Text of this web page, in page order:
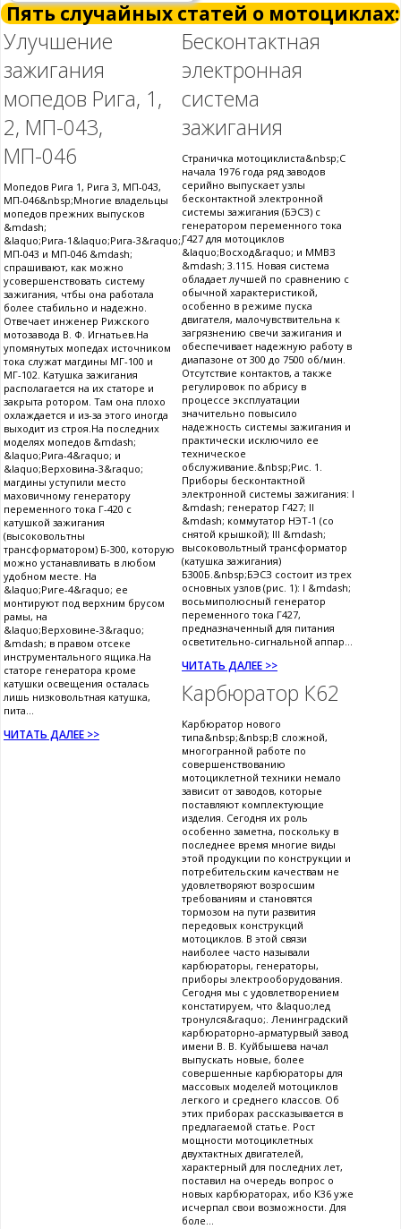
Пять случайных статей о мотоциклах:
Улучшение
зажигания
мопедов Рига, 1,
2, МП-043,
МП-046
Мопедов Рига 1, Рига 3, МП-043,
МП-046&nbsp;Многие владельцы
мопедов прежних выпусков
&mdash;
&laquo;Рига-1&laquo;Рига-3&raquo;,
МП-043 и МП-046 &mdash;
спрашивают, как можно
усовершенствовать систему
зажигания, чтбы она работала
более стабильно и надежно.
Отвечает инженер Рижского
мотозавода В. Ф. Игнатьев.На
упомянутых мопедах источником
тока служат магдины МГ-100 и
МГ-102. Катушка зажигания
располагается на их статоре и
закрыта ротором. Там она плохо
охлаждается и из-за этого иногда
выходит из строя.На последних
моделях мопедов &mdash;
&laquo;Рига-4&raquo; и
&laquo;Верховина-3&raquo;
магдины уступили место
маховичному генератору
переменного тока Г-420 с
катушкой зажигания
(высоковольтны
трансформатором) Б-300, которую
можно устанавливать в любом
удобном месте. На
&laquo;Риге-4&raquo; ее
монтируют под верхним брусом
рамы, на
&laquo;Верховине-3&raquo;
&mdash; в правом отсеке
инструментального ящика.На
статоре генератора кроме
катушки освещения осталась
лишь низковольтная катушка,
пита...
ЧИТАТЬ ДАЛЕЕ >>
Бесконтактная
электронная
система
зажигания
Страничка мотоциклиста&nbsp;С
начала 1976 года ряд заводов
серийно выпускает узлы
бесконтактной электронной
системы зажигания (БЭСЗ) с
генератором переменного тока
Г427 для мотоциклов
&laquo;Восход&raquo; и ММВЗ
&mdash; 3.115. Новая система
обладает лучшей по сравнению с
обычной характеристикой,
особенно в режиме пуска
двигателя, малочувствительна к
загрязнению свечи зажигания и
обеспечивает надежную работу в
диапазоне от 300 до 7500 об/мин.
Отсутствие контактов, а также
регулировок по абрису в
процессе эксплуатации
значительно повысило
надежность системы зажигания и
практически исключило ее
техническое
обслуживание.&nbsp;Рис. 1.
Приборы бесконтактной
электронной системы зажигания: I
&mdash; генератор Г427; II
&mdash; коммутатор НЭТ-1 (со
снятой крышкой); III &mdash;
высоковольтный трансформатор
(катушка зажигания)
Б300Б.&nbsp;БЭСЗ состоит из трех
основных узлов (рис. 1): I &mdash;
восьмиполюсный генератор
переменного тока Г427,
предназначенный для питания
осветительно-сигнальной аппар...
ЧИТАТЬ ДАЛЕЕ >>
Карбюратор К62
Карбюратор нового
типа&nbsp;&nbsp;В сложной,
многогранной работе по
совершенствованию
мотоциклетной техники немало
зависит от заводов, которые
поставляют комплектующие
изделия. Сегодня их роль
особенно заметна, поскольку в
последнее время многие виды
этой продукции по конструкции и
потребительским качествам не
удовлетворяют возросшим
требованиям и становятся
тормозом на пути развития
передовых конструкций
мотоциклов. В этой связи
наиболее часто называли
карбюраторы, генераторы,
приборы электрооборудования.
Сегодня мы с удовлетворением
констатируем, что &laquo;лед
тронулся&raquo;. Ленинградский
карбюраторно-арматурвый завод
имени В. В. Куйбышева начал
выпускать новые, более
совершенные карбюраторы для
массовых моделей мотоциклов
легкого и среднего классов. Об
этих приборах рассказывается в
предлагаемой статье. Рост
мощности мотоциклетных
двухтактных двигателей,
характерный для последних лет,
поставил на очередь вопрос о
новых карбюраторах, ибо К36 уже
исчерпал свои возможности. Для
боле...